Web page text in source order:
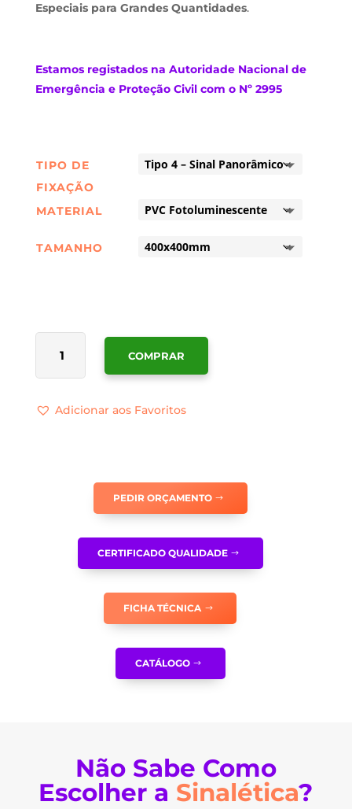
Especiais para Grandes Quantidades.
Estamosregistados na Autoridade Nacional de
Emergência e Proteção Civil com o Nº 2995
TIPO DE
FIXAÇÃO
MATERIAL
TAMANHO
QUANTIDADE
SINALÉTICA
DE
COMPRAR
Adicionar aos Favoritos
PEDIR ORÇAMENTO
CERTIFICADO QUALIDADE
FICHA TÉCNICA
CATÁLOGO
Não Sabe Como
Escolher a Sinalética?